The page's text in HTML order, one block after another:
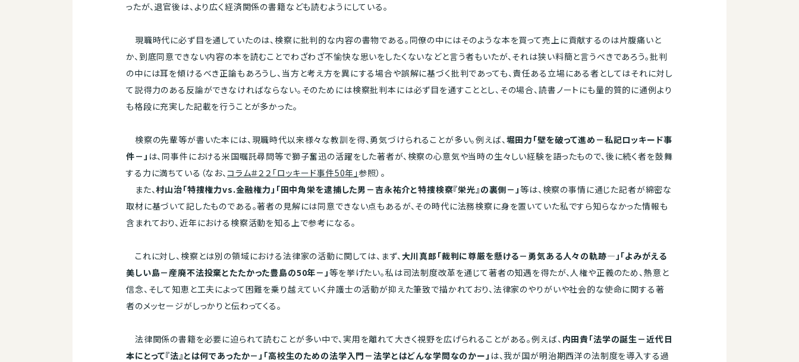
ったが、退官後は、より広く経済関係の書籍なども読むようにしている。
現職時代に必ず目を通していたのは、検察に批判的な内容の書物である。同僚の中にはそのような本を買って売上に貢献するのは片腹痛いと
か、到底同意できない内容の本を読むことでわざわざ不愉快な思いをしたくないなどと言う者もいたが、それは狭い料簡と言うべきであろう。批判
の中には耳を傾けるべき正論もあろうし、当方と考え方を異にする場合や誤解に基づく批判であっても、責任ある立場にある者としてはそれに対し
て説得力のある反論ができなければならない。そのためには検察批判本には必ず目を通すこととし、その場合、読書ノートにも量的質的に通例より
も格段に充実した記載を行うことが多かった。
検察の先輩等が書いた本には、現職時代以来様々な教訓を得、勇気づけられることが多い。例えば、堀田力「壁を破って進め－私記ロッキード事
件－」 は、同事件における米国嘱託尋問等で獅子奮迅の活躍をした著者が、検察の心意気や当時の生々しい経験を語ったもので、後に続く者を鼓舞
する力に満ちている（なお、コラム＃２２「ロッキード事件50年」参照）。
また、村山治「特捜権力vs.金融権力」「田中角栄を逮捕した男－吉永祐介と特捜検察『栄光』の裏側－」等は、検察の事情に通じた記者が綿密な
取材に基づいて記したものである。著者の見解には同意できない点もあるが、その時代に法務検察に身を置いていた私ですら知らなかった情報も
含まれており、近年における検察活動を知る上で参考になる。
これに対し、検察とは別の領域における法律家の活動に関しては、まず、大川真郎「裁判に尊厳を懸ける－勇気ある人々の軌跡―」「よみがえる
美しい島－産廃不法投棄とたたかった豊島の50年－」等を挙げたい。私は司法制度改革を通じて著者の知遇を得たが、人権や正義のため、熱意と
信念、そして知恵と工夫によって困難を乗り越えていく弁護士の活動が抑えた筆致で描かれており、法律家のやりがいや社会的な使命に関する著
者のメッセージがしっかりと伝わってくる。
法律関係の書籍を必要に迫られて読むことが多い中で、実用を離れて大きく視野を広げられることがある。例えば、 内田貴「法学の誕生－近代日
本にとって『法』とは何であったか－」「高校生のための法学入門－法学とはどんな学問なのかー」 は、我が国が明治期西洋の法制度を導入する過